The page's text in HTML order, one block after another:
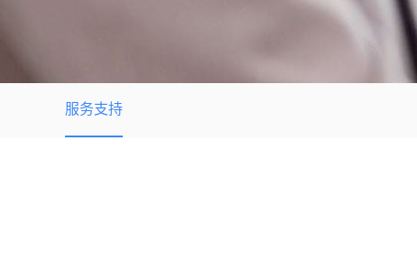
服务支持